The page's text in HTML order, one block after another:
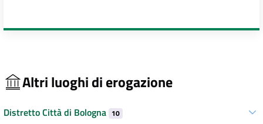
Altri luoghi di erogazione
Distretto Città di Bologna 10